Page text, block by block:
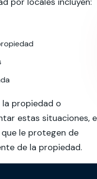
propiedad o
estas situaciones,
le protegen de
de la propiedad.